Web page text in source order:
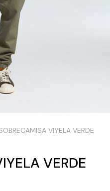
VIYELA VERDE
VERDE